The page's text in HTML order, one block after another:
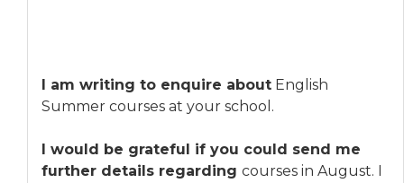
I am writing to enquire about English
Summer courses at your school.
I would be grateful if you could send me
further details regarding courses in August. I